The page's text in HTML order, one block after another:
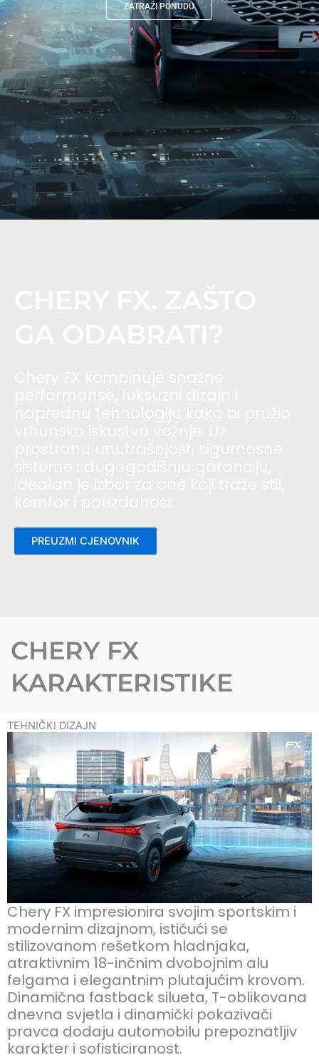
ZATRAŽI PONUDU
PREUZMI CJENOVNIK
CHERY FX
KARAKTERISTIKE
TEHNIČKI DIZAJN
Chery FX impresionira svojim sportskim i
modernim dizajnom, ističući se
stilizovanom rešetkom hladnjaka,
atraktivnim 18-inčnim dvobojnim alu
felgama i elegantnim plutajućim krovom.
Dinamična fastback silueta, T-oblikovana
dnevna svjetla i dinamički pokazivači
pravca dodaju automobilu prepoznatljiv
karakter i sofisticiranost.